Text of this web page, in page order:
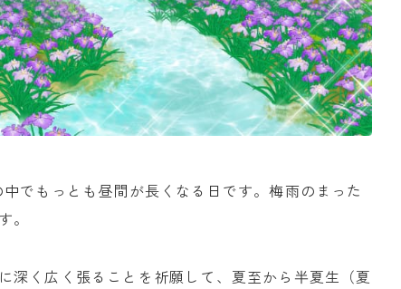
でもっとも昼間が長くなる日です。梅雨のまった
。
深く広く張ることを祈願して、夏至から半夏生（夏